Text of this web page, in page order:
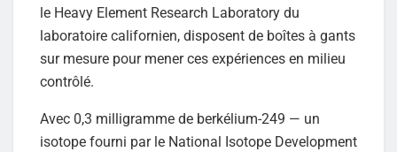
le Heavy Element Research Laboratory du
laboratoire californien, disposent de boîtes à gants
sur mesure pour mener ces expériences en milieu
contrôlé.
Avec 0,3 milligramme de berkélium-249 — un
isotope fourni par le National Isotope Development